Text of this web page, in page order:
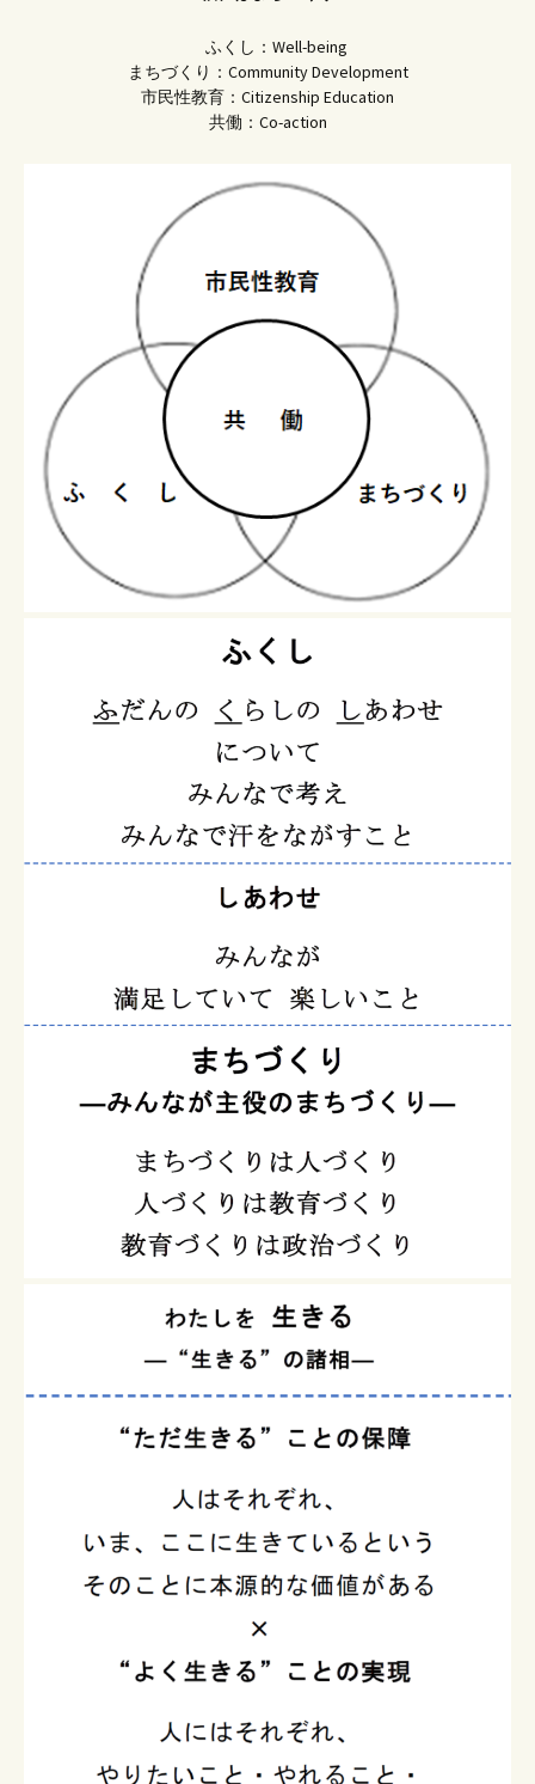
ふくし：Well-being
まちづくり：Community Development
市民性教育：Citizenship Education
共働：Co-action